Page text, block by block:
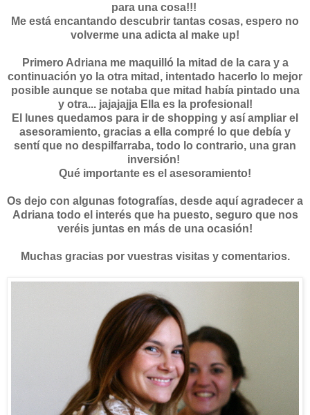
para una cosa!!!
Me está encantando descubrir tantas cosas, espero no
volverme una adicta al make up!
Primero Adriana me maquilló la mitad de la cara y a
continuación yo la otra mitad, intentado hacerlo lo mejor
posible aunque se notaba que mitad había pintado una
y otra... jajajajja Ella es la profesional!
El lunes quedamos para ir de shopping y así ampliar el
asesoramiento, gracias a ella compré lo que debía y
sentí que no despilfarraba, todo lo contrario, una gran
inversión!
Qué importante es el asesoramiento!
Os dejo con algunas fotografías, desde aquí agradecer a
Adriana todo el interés que ha puesto, seguro que nos
veréis juntas en más de una ocasión!
Muchas gracias por vuestras visitas y comentarios.